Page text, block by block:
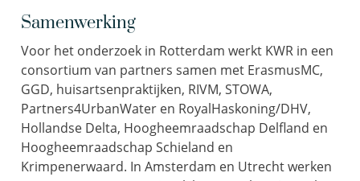
Samenwerking
Voor het onderzoek in Rotterdam werkt KWR in een
consortium van partners samen met ErasmusMC,
GGD, huisartsenpraktijken, RIVM, STOWA,
Partners4UrbanWater en RoyalHaskoning/DHV,
Hollandse Delta, Hoogheemraadschap Delfland en
Hoogheemraadschap Schieland en
Krimpenerwaard. In Amsterdam en Utrecht werken